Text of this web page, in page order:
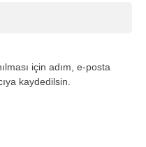
için adım, e-posta
kaydedilsin.